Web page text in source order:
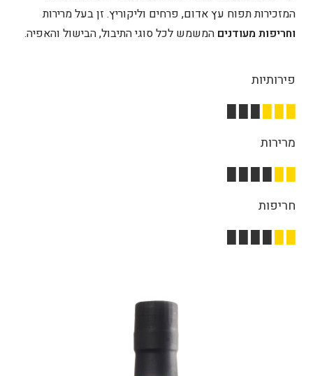
המזכירות תפוח עץ אדום, פרחים וליקוריץ. זן בעל מרירות
וחריפות מעודנים המשמש לכל סוגי התיבול, הבישול והאפיה.
פירותיות
מרירות
חריפות